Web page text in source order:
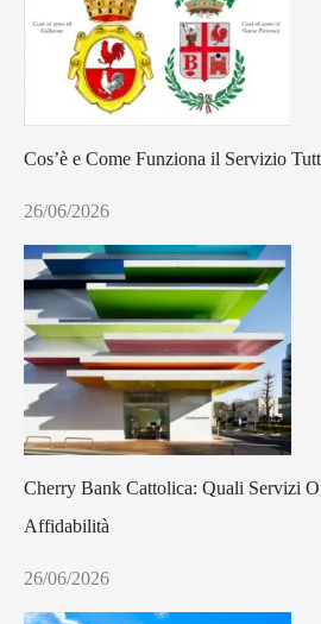
Cos’è e Come Funziona il Servizio
26/06/2026
Cherry Bank Cattolica: Quali Servizi
Affidabilità
26/06/2026